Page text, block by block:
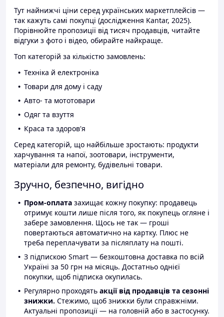
Тут найнижчі ціни серед українських маркетплейсів —
так кажуть самі покупці (дослідження Kantar, 2025).
Порівнюйте пропозиції від тисяч продавців, читайте
відгуки з фото і відео, обирайте найкраще.
Топ категорій за кількістю замовлень:
Техніка й електроніка
Товари для дому і саду
Авто- та мототовари
Одяг та взуття
Краса та здоров'я
Серед категорій, що найбільше зростають: продукти
харчування та напої, зоотовари, інструменти,
матеріали для ремонту, будівельні товари.
Зручно, безпечно, вигідно
Пром-оплата захищає кожну покупку: продавець
отримує кошти лише після того, як покупець огляне і
забере замовлення. Щось не так — гроші
повертаються автоматично на картку. Плюс не
треба переплачувати за післяплату на пошті.
З підпискою Smart — безкоштовна доставка по всій
Україні за 50 грн на місяць. Достатньо однієї
покупки, щоб підписка окупилась.
Регулярно проходять акції від продавців та сезонні
знижки. Стежимо, щоб знижки були справжніми.
Актуальні пропозиції — на головній або в застосунку.